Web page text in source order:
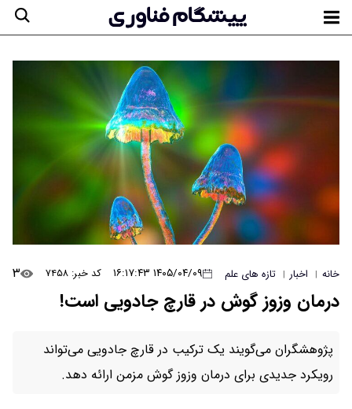
خانه | اخبار | تازه های علم ۱۴۰۵/۰۴/۰۹ ۱۶:۱۷:۴۳ کد خبر: ۷۴۵۸ ۳
درمان وزوز گوش در قارچ جادویی است!
پژوهشگران می‌گویند یک ترکیب در قارچ جادویی می‌تواند
رویکرد جدیدی برای درمان وزوز گوش مزمن ارائه دهد.